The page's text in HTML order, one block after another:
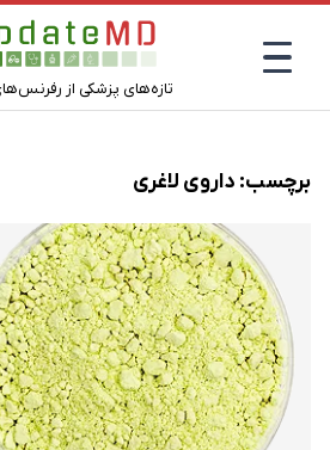
تازه‌های پزشکی از
برچسب: داروی لاغری